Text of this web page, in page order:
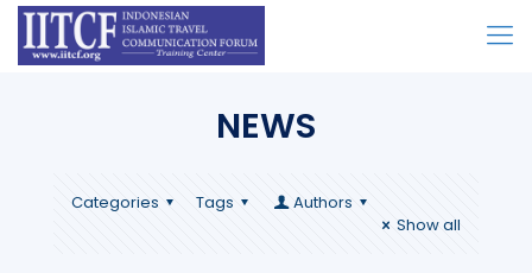
NEWS
Categories Tags
Authors
Show all